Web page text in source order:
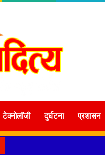
टेक्नोलॉजी दुर्घटना प्रशासन